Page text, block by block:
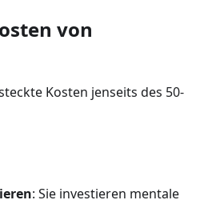
von
Kosten jenseits des 50-
: Sie investieren mentale